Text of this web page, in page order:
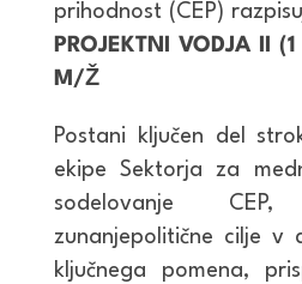
prihodnost (CEP)
PROJEKTNI VODJA II
M/Ž
Postani ključen del
ekipe Sektorja za
sodelovanje
zunanjepolitične cilje v
ključnega pomena,